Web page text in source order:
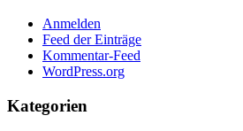
Anmelden
Feed der Einträge
Kommentar-Feed
WordPress.org
Kategorien